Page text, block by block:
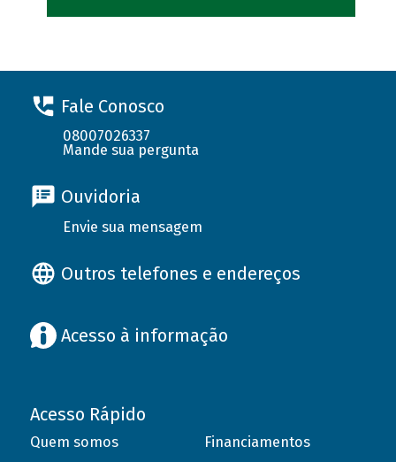
Fale Conosco
08007026337
Mande sua pergunta
Ouvidoria
Envie sua mensagem
Outros telefones e endereços
Acesso à informação
Acesso Rápido
Quem somos
Financiamentos